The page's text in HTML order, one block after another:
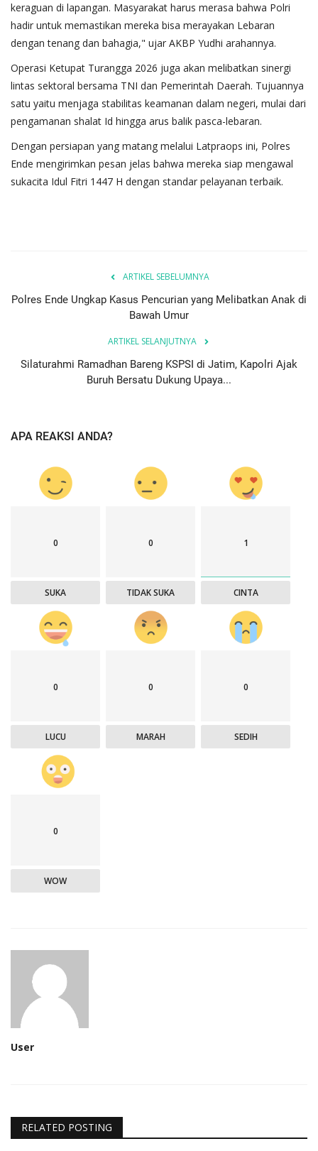
keraguan di lapangan. Masyarakat harus merasa bahwa Polri
hadir untuk memastikan mereka bisa merayakan Lebaran
dengan tenang dan bahagia," ujar AKBP Yudhi arahannya.
​Operasi Ketupat Turangga 2026 juga akan melibatkan sinergi
lintas sektoral bersama TNI dan Pemerintah Daerah. Tujuannya
satu yaitu menjaga stabilitas keamanan dalam negeri, mulai dari
pengamanan shalat Id hingga arus balik pasca-lebaran.
​Dengan persiapan yang matang melalui Latpraops ini, Polres
Ende mengirimkan pesan jelas bahwa mereka siap mengawal
sukacita Idul Fitri 1447 H dengan standar pelayanan terbaik.
ARTIKEL SEBELUMNYA
Polres Ende Ungkap Kasus Pencurian yang Melibatkan Anak di
Bawah Umur
ARTIKEL SELANJUTNYA
Silaturahmi Ramadhan Bareng KSPSI di Jatim, Kapolri Ajak
Buruh Bersatu Dukung Upaya...
APA REAKSI ANDA?
0
SUKA
0
TIDAK SUKA
1
CINTA
0
LUCU
0
MARAH
0
SEDIH
0
WOW
User
RELATED POSTING